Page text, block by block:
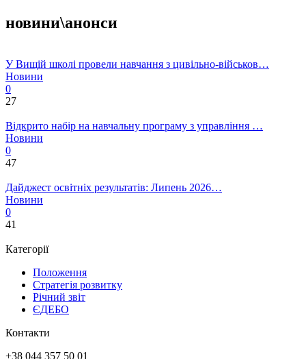
новини\анонси
У Вищій школі провели навчання з цивільно-військов…
Новини
0
27
Відкрито набір на навчальну програму з управління …
Новини
0
47
Дайджест освітніх результатів: Липень 2026…
Новини
0
41
Категорії
Положення
Стратегія розвитку
Річний звіт
ЄДЕБО
Контакти
+38 044 357 50 01